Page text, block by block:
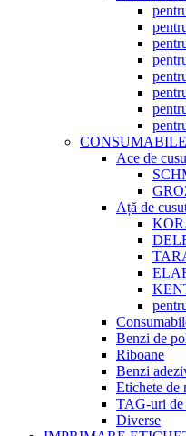
CONSUMABILE
Ace de
Ață de
Benzi de
Riboane
Benzi
Etichete de
TAG-uri de
Diverse